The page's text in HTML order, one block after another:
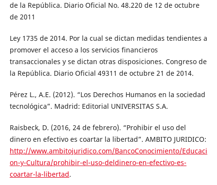
de la República. Diario Oficial No. 48.220 de 12 de octubre
de 2011
Ley 1735 de 2014. Por la cual se dictan medidas tendientes a
promover el acceso a los servicios financieros
transaccionales y se dictan otras disposiciones. Congreso de
la República. Diario Oficial 49311 de octubre 21 de 2014.
Pérez L., A.E. (2012). “Los Derechos Humanos en la sociedad
tecnológica”. Madrid: Editorial UNIVERSITAS S.A.
Raisbeck, D. (2016, 24 de febrero). “Prohibir el uso del
dinero en efectivo es coartar la libertad”. AMBITO JURIDICO:
http://www.ambitojuridico.com/BancoConocimiento/Educaci
on-y-Cultura/prohibir-el-uso-deldinero-en-efectivo-es-
coartar-la-libertad.